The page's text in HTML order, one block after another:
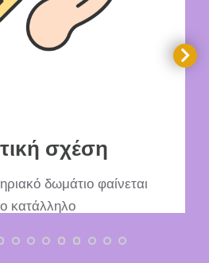
σχέση
δωμάτιο φαίνεται
κατάλληλο